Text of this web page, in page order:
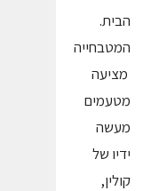
הבית.
המטבחייה
‏ מציעה
מטעמים
מעשה
ידיו של
קולין,